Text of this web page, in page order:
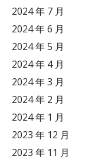
2024 年 7 月
2024 年 6 月
2024 年 5 月
2024 年 4 月
2024 年 3 月
2024 年 2 月
2024 年 1 月
2023 年 12 月
2023 年 11 月